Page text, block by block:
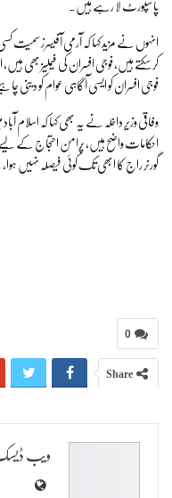
پاسپورٹ لا رہے ہیں۔
انہوں نے مزید کہا کہ آرمی آفیسرز سمیت
کر سکتے ہیں، فوجی افسران کی فیملیز
فوجی افسران کو ایسی آگاہی عوام کو دینی
وفاقی وزیرِ داخلہ نے یہ بھی کہا کہ اسلام
احکامات واضح ہیں، پُرامن احتجاج کے
گورنر راج کا ابھی تک کوئی فیصلہ نہیں ہوا،
0
Share
ویب